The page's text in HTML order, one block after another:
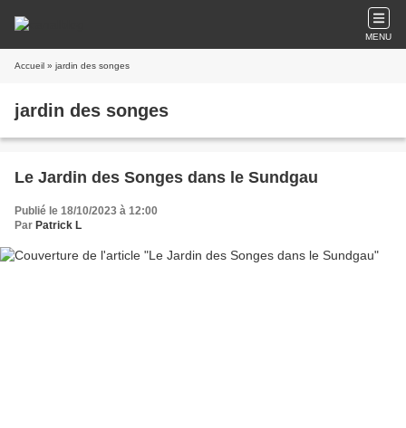
MENU
Accueil » jardin des songes
jardin des songes
Le Jardin des Songes dans le Sundgau
Publié le 18/10/2023 à 12:00
Par Patrick L